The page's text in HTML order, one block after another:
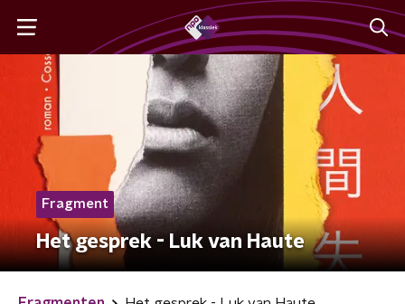
Fragment
Het gesprek - Luk van Haute